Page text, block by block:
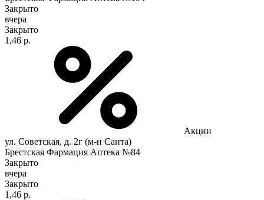
Закрыто
вчера
Закрыто
1,46 р.
Акции
ул. Советская, д. 2г (м-н Санта)
Брестская Фармация Аптека №84
Закрыто
вчера
Закрыто
1,46 р.